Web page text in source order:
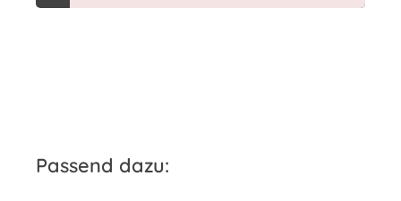
Produktgalerie überspringen
Passend dazu: